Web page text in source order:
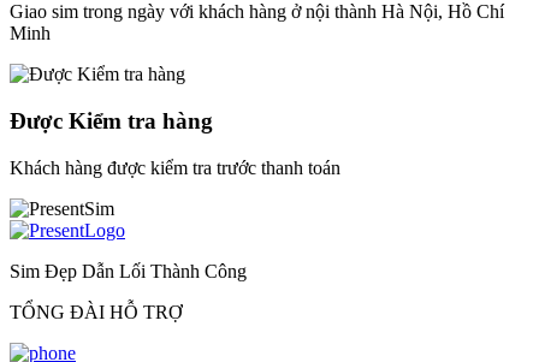
Giao sim trong ngày với khách hàng ở nội thành Hà Nội, Hồ Chí
Minh
Được Kiểm tra hàng
Khách hàng được kiểm tra trước thanh toán
Sim Đẹp Dẫn Lối Thành Công
TỔNG ĐÀI HỖ TRỢ